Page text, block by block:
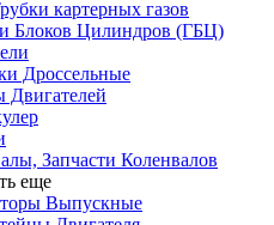
картерных газов
Блоков Цилиндров (ГБЦ)
Дроссельные
Двигателей
Запчасти Коленвалов
еще
Выпускные